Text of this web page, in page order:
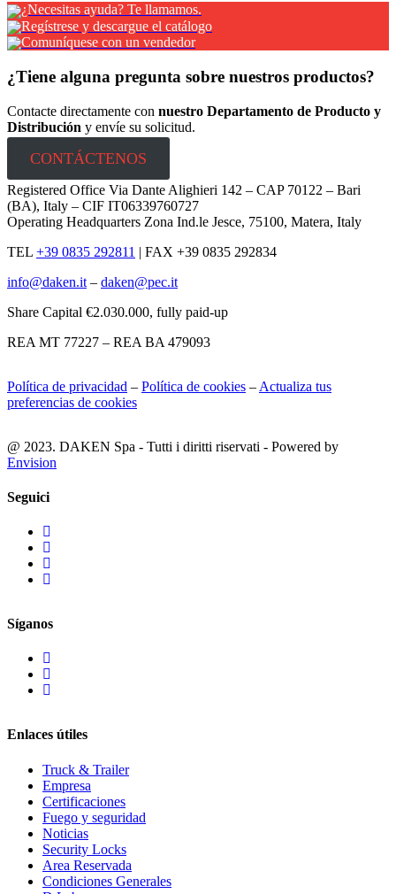
¿Necesitas ayuda? Te llamamos.
Regístrese y descargue el catálogo
Comuníquese con un vendedor
¿Tiene alguna pregunta sobre nuestros productos?
Contacte directamente con nuestro Departamento de Producto y
Distribución y envíe su solicitud.
CONTÁCTENOS
Registered Office Via Dante Alighieri 142 – CAP 70122 – Bari
(BA), Italy – CIF IT06339760727
Operating Headquarters Zona Ind.le Jesce, 75100, Matera, Italy
TEL +39 0835 292811 | FAX +39 0835 292834
info@daken.it – daken@pec.it
Share Capital €2.030.000, fully paid-up
REA MT 77227 – REA BA 479093
Política de privacidad – Política de cookies – Actualiza tus
preferencias de cookies
@ 2023. DAKEN Spa - Tutti i diritti riservati - Powered by
Envision
Seguici
Síganos
Enlaces útiles
Truck & Trailer
Empresa
Certificaciones
Fuego y seguridad
Noticias
Security Locks
Area Reservada
Condiciones Generales